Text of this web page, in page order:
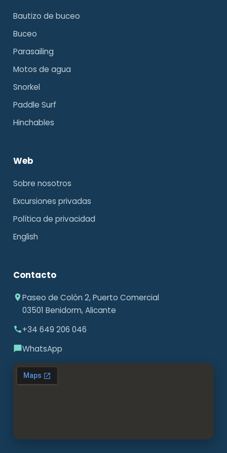
Bautizo de buceo
Buceo
Parasailing
Motos de agua
Snorkel
Paddle Surf
Hinchables
Web
Sobre nosotros
Excursiones privadas
Política de privacidad
English
Contacto
Paseo de Colón 2, Puerto Comercial
03501 Benidorm, Alicante
+34 649 206 046
WhatsApp